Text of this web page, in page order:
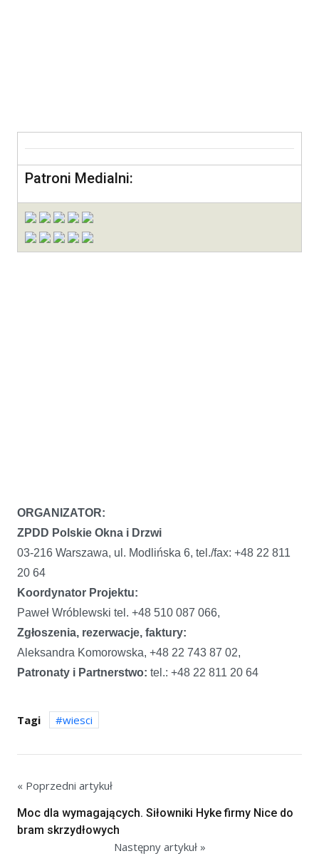
Patroni Medialni:
ORGANIZATOR:
ZPDD Polskie Okna i Drzwi
03-216 Warszawa, ul. Modlińska 6, tel./fax: +48 22 811
20 64
Koordynator Projektu:
Paweł Wróblewski tel. +48 510 087 066,
Zgłoszenia, rezerwacje, faktury:
Aleksandra Komorowska, +48 22 743 87 02,
Patronaty i Partnerstwo: tel.: +48 22 811 20 64
Tagi wiesci
« Poprzedni artykuł
Moc dla wymagających. Siłowniki Hyke firmy Nice do
bram skrzydłowych
Następny artykuł »